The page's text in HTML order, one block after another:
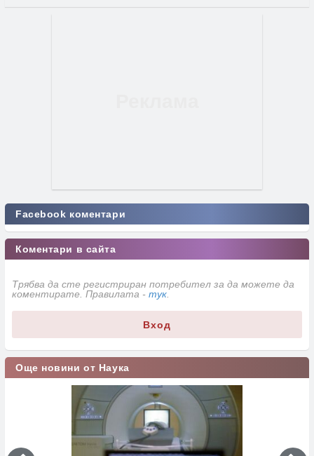
Facebook коментари
Коментари в сайта
Трябва да сте регистриран потребител за да можете да
коментирате. Правилата - тук
Вход
Още новини от Наука